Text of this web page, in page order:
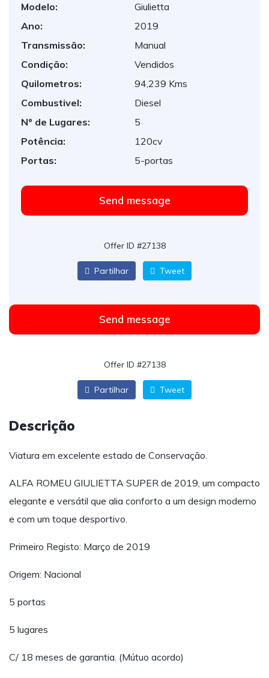
Modelo:
Giulietta
Ano:
2019
Transmissão:
Manual
Condição:
Vendidos
Quilometros:
94,239 Kms
Combustivel:
Diesel
Nº de Lugares:
5
Potência:
120cv
Portas:
5-portas
Send message
Offer ID #27138
Partilhar Tweet
Send message
Offer ID #27138
Partilhar Tweet
Descrição
Viatura em excelente estado de Conservação.
ALFA ROMEU GIULIETTA SUPER de 2019, um compacto
elegante e versátil que alia conforto a um design moderno
e com um toque desportivo.
Primeiro Registo: Março de 2019
Origem: Nacional
5 portas
5 lugares
C/ 18 meses de garantia. (Mútuo acordo)